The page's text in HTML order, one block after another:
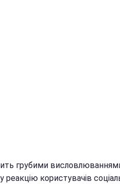
грубими
реакцію користувачів